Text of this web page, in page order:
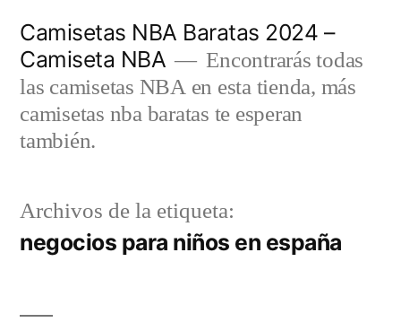
contenido
Camisetas NBA Baratas 2024 –
Camiseta NBA
Encontrarás todas
las camisetas NBA en esta tienda, más
camisetas nba baratas te esperan
también.
Archivos de la etiqueta:
negocios para niños en españa